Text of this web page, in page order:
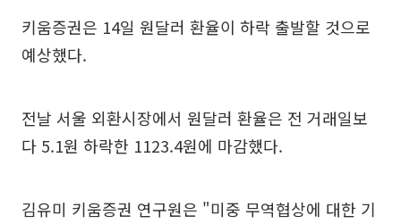
키움증권은 14일 원달러 환율이 하락 출발할 것으로
예상했다.
전날 서울 외환시장에서 원달러 환율은 전 거래일보
다 5.1원 하락한 1123.4원에 마감했다.
김유미 키움증권 연구원은 "미중 무역협상에 대한 기